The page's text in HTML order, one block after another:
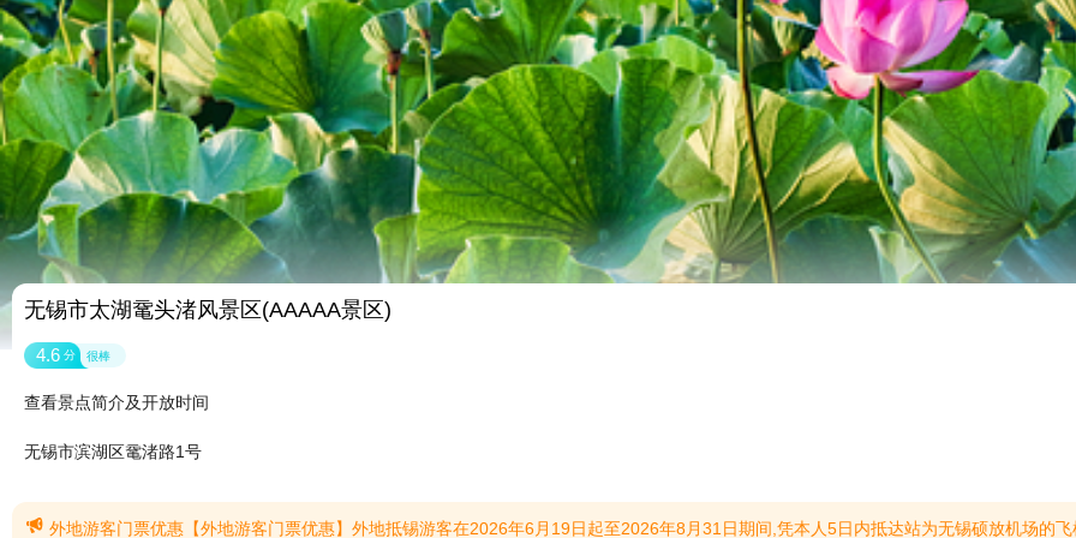
无锡市太湖鼋头渚风景区(AAAAA景区)
4.6 分 很棒
查看景点简介及开放时间
无锡市滨湖区鼋渚路1号
 外地游客门票优惠【外地游客门票优惠】外地抵锡游客在2026年6月19日起至2026年8月31日期间,凭本人5日内抵达站为无锡硕放机场的飞机票(电子票或登机牌)、无锡站、无锡东站、惠山站、新区站、江阴站、宜兴站的有效火车票(电子票)及本人有效身份证